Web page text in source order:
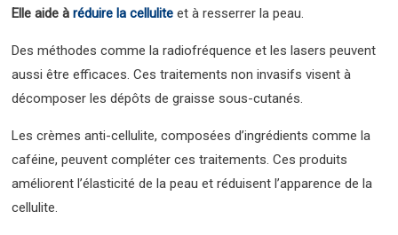
Elle aide àréduire la cellulite et à resserrer la peau.
Des méthodes comme la radiofréquence et les lasers peuvent
aussi être efficaces. Ces traitements non invasifs visent à
décomposer les dépôts de graisse sous-cutanés.
Les crèmes anti-cellulite, composées d’ingrédients comme la
caféine, peuvent compléter ces traitements. Ces produits
améliorent l’élasticité de la peau et réduisent l’apparence de la
cellulite.